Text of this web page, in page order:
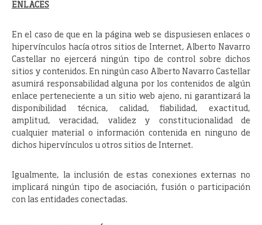
ENLACES
En el caso de que en la página web se dispusiesen enlaces o
hipervínculos hacía otros sitios de Internet, Alberto Navarro
Castellar no ejercerá ningún tipo de control sobre dichos
sitios y contenidos. En ningún caso Alberto Navarro Castellar
asumirá responsabilidad alguna por los contenidos de algún
enlace perteneciente a un sitio web ajeno, ni garantizará la
disponibilidad técnica, calidad, fiabilidad, exactitud,
amplitud, veracidad, validez y constitucionalidad de
cualquier material o información contenida en ninguno de
dichos hipervínculos u otros sitios de Internet.
Igualmente, la inclusión de estas conexiones externas no
implicará ningún tipo de asociación, fusión o participación
con las entidades conectadas.